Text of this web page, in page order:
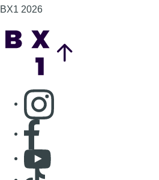
BX1 2026
Consulter page Instagram
Consulter page Facebook
Consulter Youtube
Consulter TikTok